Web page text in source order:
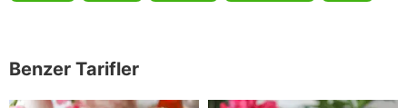
Benzer Tarifler